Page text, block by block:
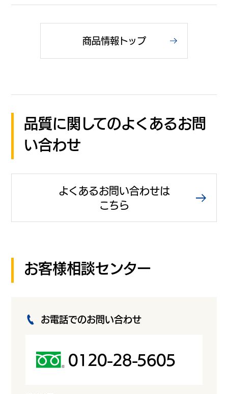
商品情報トップ
品質に関してのよくあるお問
い合わせ
よくあるお問い合わせは
こちら
お客様相談センター
お電話でのお問い合わせ
0120-28-5605